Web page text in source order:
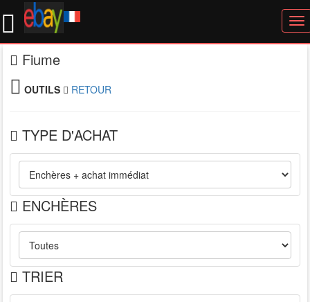
Fiume
OUTILS RETOUR
TYPE D'ACHAT
ENCHÈRES
TRIER